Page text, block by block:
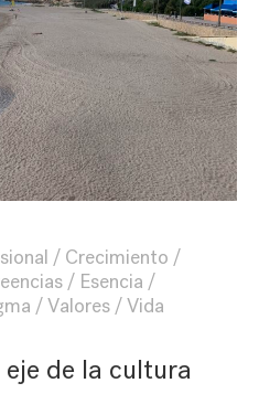
Crecimiento
Esencia
Valores Vida
de la cultura